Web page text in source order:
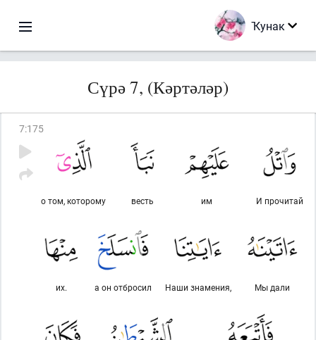
Ҡунак
Сүрә 7, (Кәртәләр)
7:175
И прочитай
им
весть
о том, которому
Мы дали
Наши знамения,
а он отбросил
их.